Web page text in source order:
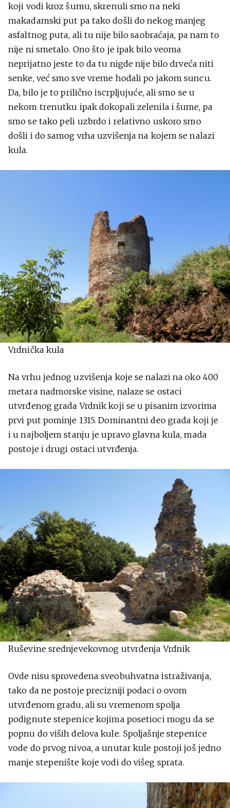
koji vodi kroz šumu, skrenuli smo na neki
makadamski put pa tako došli do nekog manjeg
asfaltnog puta, ali tu nije bilo saobraćaja, pa nam to
nije ni smetalo. Ono što je ipak bilo veoma
neprijatno jeste to da tu nigde nije bilo drveća niti
senke, već smo sve vreme hodali po jakom suncu.
Da, bilo je to prilično iscrpljujuće, ali smo se u
nekom trenutku ipak dokopali zelenila i šume, pa
smo se tako peli uzbrdo i relativno uskoro smo
došli i do samog vrha uzvišenja na kojem se nalazi
kula.
Vrdnička kula
Na vrhu jednog uzvišenja koje se nalazi na oko 400
metara nadmorske visine, nalaze se ostaci
utvrđenog grada Vrdnik koji se u pisanim izvorima
prvi put pominje 1315. Dominantni deo grada koji je
i u najboljem stanju je upravo glavna kula, mada
postoje i drugi ostaci utvrđenja.
Ruševine srednjevekovnog utvrđenja Vrdnik
Ovde nisu sprovedena sveobuhvatna istraživanja,
tako da ne postoje precizniji podaci o ovom
utvrđenom gradu, ali su vremenom spolja
podignute stepenice kojima posetioci mogu da se
popnu do viših delova kule. Spoljašnje stepenice
vode do prvog nivoa, a unutar kule postoji još jedno
manje stepenište koje vodi do višeg sprata.